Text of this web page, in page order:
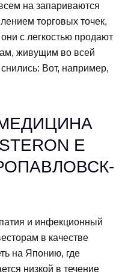
на запариваются
торговых точек,
с легкостью продают
живущим во всей
Вот, например,
E
и инфекционный
в качестве
на Японию, где
низкой в течение